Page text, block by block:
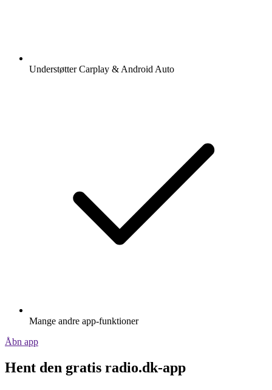
Understøtter Carplay & Android Auto
Mange andre app-funktioner
Åbn app
Hent den gratis radio.dk-app